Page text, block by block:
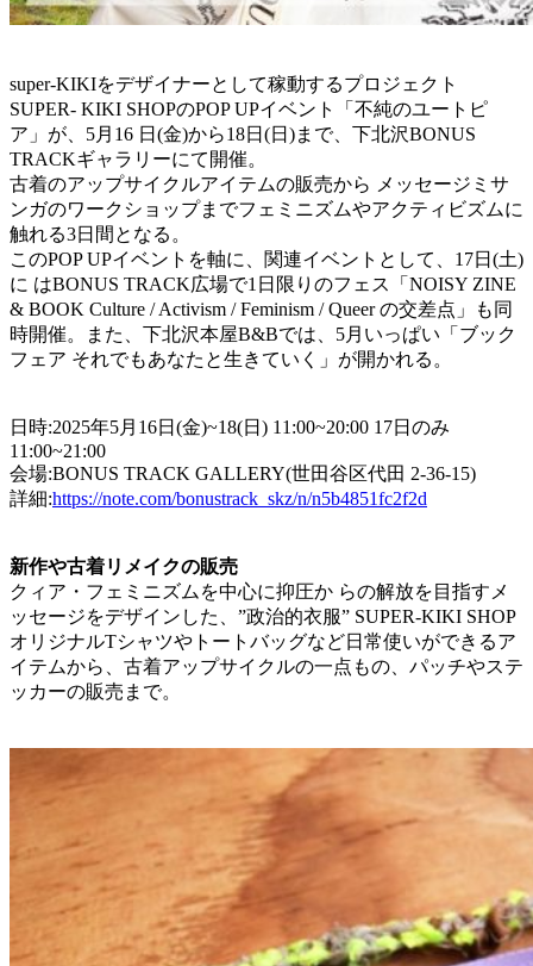
super-KIKIをデザイナーとして稼動するプロジェクト
SUPER- KIKI SHOPのPOP UPイベント「不純のユートピ
ア」が、5月16 日(金)から18日(日)まで、下北沢BONUS
TRACKギャラリーにて開催。
古着のアップサイクルアイテムの販売から メッセージミサ
ンガのワークショップまでフェミニズムやアクティビズムに
触れる3日間となる。
このPOP UPイベントを軸に、関連イベントとして、17日(土)
に はBONUS TRACK広場で1日限りのフェス「NOISY ZINE
& BOOK Culture / Activism / Feminism / Queer の交差点」も同
時開催。また、下北沢本屋B&Bでは、5月いっぱい「ブック
フェア それでもあなたと生きていく」が開かれる。
日時:2025年5月16日(金)~18(日) 11:00~20:00 17日のみ
11:00~21:00
会場:BONUS TRACK GALLERY(世田谷区代田 2-36-15)
詳細:https://note.com/bonustrack_skz/n/n5b4851fc2f2d
新作や古着リメイクの販売
クィア・フェミニズムを中心に抑圧か らの解放を目指すメ
ッセージをデザインした、”政治的衣服” SUPER-KIKI SHOP
オリジナルTシャツやトートバッグなど日常使いができるア
イテムから、古着アップサイクルの一点もの、パッチやステ
ッカーの販売まで。